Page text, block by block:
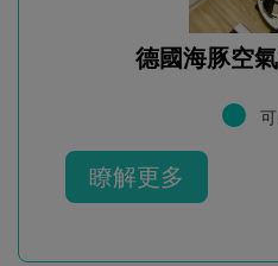
德國海豚空
瞭解更多